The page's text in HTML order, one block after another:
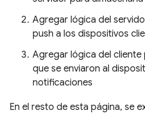
Agregar lógica del
push a los dispositivos
Agregar lógica del cliente
que se enviaron al
notificaciones
En el resto de esta página, se